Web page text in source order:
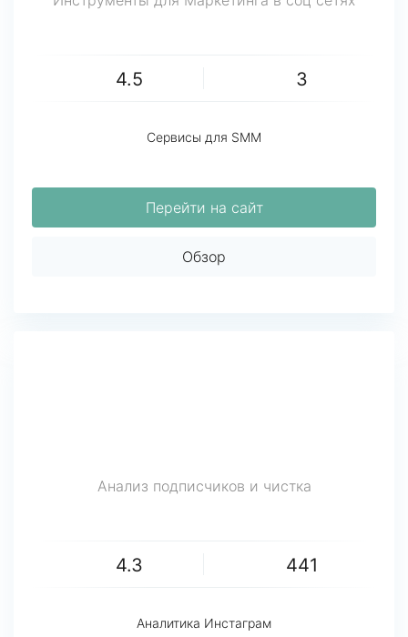
4.5 3
Сервисы для SMM
Перейти на сайт
Обзор
Анализ подписчиков и чистка
4.3 441
Аналитика Инстаграм